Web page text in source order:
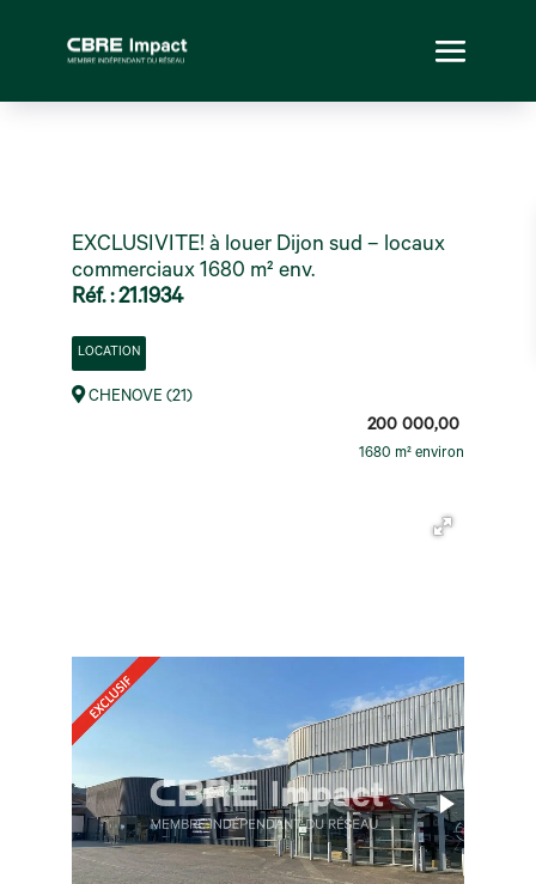
EXCLUSIVITE! à louer Dijon sud – locaux
commerciaux 1680 m² env.
Réf. : 21.1934
LOCATION
CHENOVE (21)
200 000,00
1680 m² environ